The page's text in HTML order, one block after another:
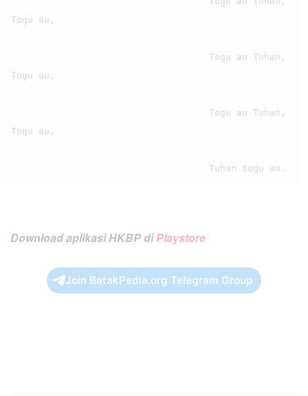
Togu au,
Togu au,
Togu au,
Download aplikasi HKBP diPlaystore
Join BatakPedia.org Telegram Group